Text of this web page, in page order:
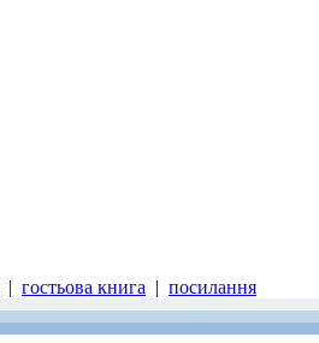
| гостьова книга | посилання